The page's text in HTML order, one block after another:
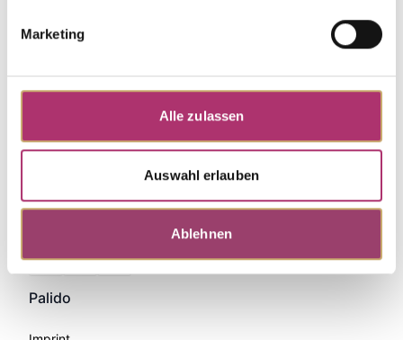
Marketing
Alle zulassen
Auswahl erlauben
Ablehnen
Palido